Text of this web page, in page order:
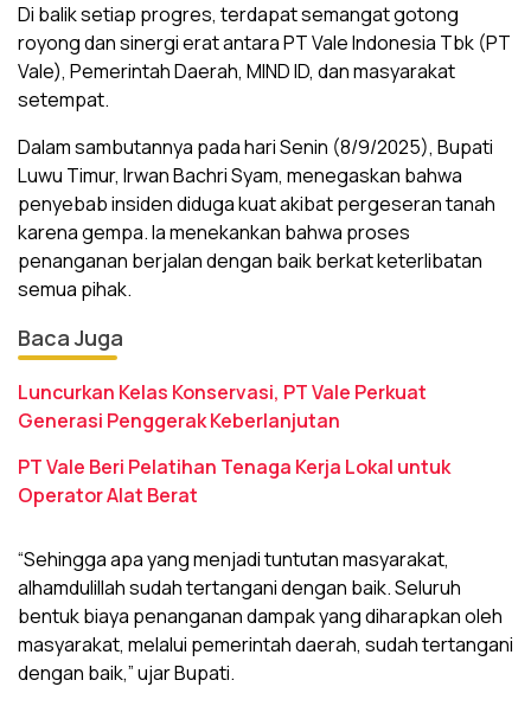
Di balik setiap progres, terdapat semangat gotong
royong dan sinergi erat antara PT Vale Indonesia Tbk (PT
Vale), Pemerintah Daerah, MIND ID, dan masyarakat
setempat.
Dalam sambutannya pada hari Senin (8/9/2025), Bupati
Luwu Timur, Irwan Bachri Syam, menegaskan bahwa
penyebab insiden diduga kuat akibat pergeseran tanah
karena gempa. Ia menekankan bahwa proses
penanganan berjalan dengan baik berkat keterlibatan
semua pihak.
Baca Juga
Luncurkan Kelas Konservasi, PT Vale Perkuat
Generasi Penggerak Keberlanjutan
PT Vale Beri Pelatihan Tenaga Kerja Lokal untuk
Operator Alat Berat
“Sehingga apa yang menjadi tuntutan masyarakat,
alhamdulillah sudah tertangani dengan baik. Seluruh
bentuk biaya penanganan dampak yang diharapkan oleh
masyarakat, melalui pemerintah daerah, sudah tertangani
dengan baik,” ujar Bupati.